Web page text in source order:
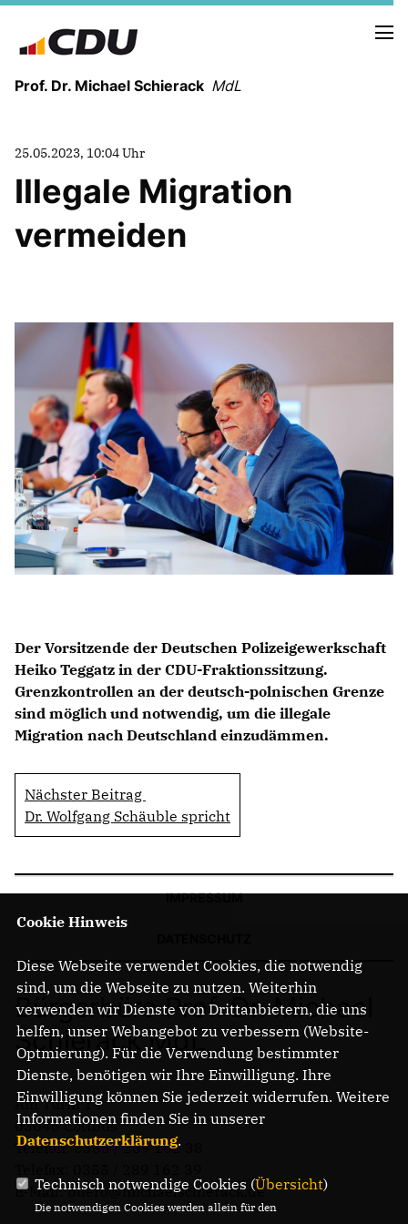
Prof. Dr. Michael Schierack MdL
LEBENSLAUF
HEIMAT UND WERTE
SICHERHEIT UND ZUSAMMENHALT
MITTELSTAND UND INDUSTRIE
BILDUNG
IDENTITÄT
MEINE 10 PUNKTE
25.05.2023, 10:04 Uhr
Illegale Migration
vermeiden
Der Vorsitzende der Deutschen Polizeigewerkschaft
Heiko Teggatz in der CDU-Fraktionssitzung.
Grenzkontrollen an der deutsch-polnischen Grenze
sind möglich und notwendig, um die illegale
Migration nach Deutschland einzudämmen.
Nächster Beitrag
Dr. Wolfgang Schäuble spricht
IMPRESSUM
Bürgerbüro Prof. Dr. Michael
Schierack MdL
Am Turm 14
03046 Cottbus
Telefon: 0355 / 289 162 38
E-Mail: buero@michaelschierack.de
Cookie Hinweis
Diese Webseite verwendet Cookies, die notwendig
sind, um die Webseite zu nutzen. Weiterhin
verwenden wir Dienste von Drittanbietern, die uns
helfen, unser Webangebot zu verbessern (Website-
Optmierung). Für die Verwendung bestimmter
Dienste, benötigen wir Ihre Einwilligung. Ihre
Einwilligung können Sie jederzeit widerrufen. Weitere
Informationen finden Sie in unserer
Datenschutzerklärung.
Technisch notwendige Cookies (Übersicht)
Die notwendigen Cookies werden allein für den